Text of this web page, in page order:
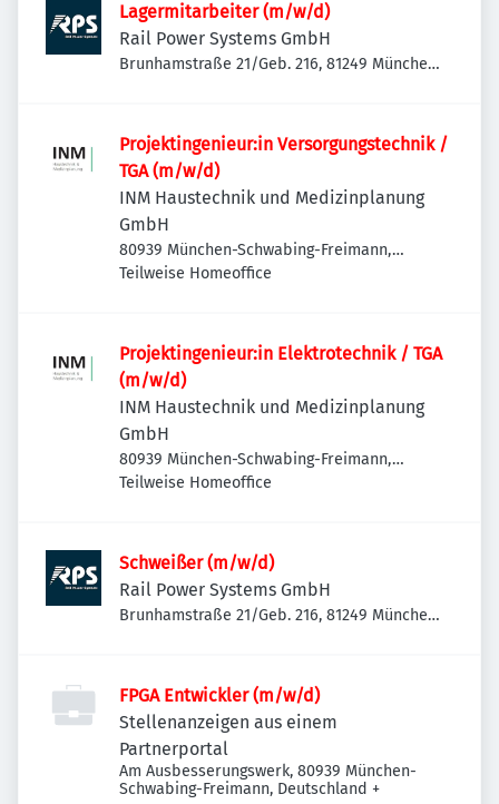
Lagermitarbeiter (m/w/d)
Rail Power Systems GmbH
Brunhamstraße 21/Geb. 216, 81249 München-
Projektingenieur:in Versorgungstechnik /
TGA (m/w/d)
INM Haustechnik und Medizinplanung
GmbH
80939 München-Schwabing-Freimann,
Deutschland
Teilweise Homeoffice
Projektingenieur:in Elektrotechnik / TGA
(m/w/d)
INM Haustechnik und Medizinplanung
GmbH
80939 München-Schwabing-Freimann,
Deutschland
Teilweise Homeoffice
Schweißer (m/w/d)
Rail Power Systems GmbH
Brunhamstraße 21/Geb. 216, 81249 München-
FPGA Entwickler (m/w/d)
Stellenanzeigen aus einem
Partnerportal
Am Ausbesserungswerk, 80939 München-
Schwabing-Freimann, Deutschland +